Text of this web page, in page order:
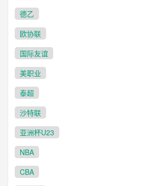
德乙
欧协联
国际友谊
美职业
泰超
沙特联
亚洲杯U23
NBA
CBA